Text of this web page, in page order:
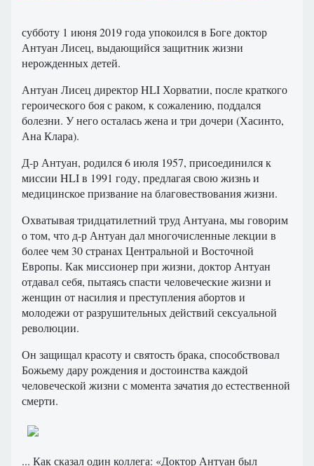
субботу 1 июня 2019 года упокоился в Боге доктор
Антуан Лисец, выдающийся защитник жизни
нерожденных детей.
Антуан Лисец директор HLI Хорватии, после краткого
героического боя с раком, к сожалению, поддался
болезни. У него осталась жена и три дочери (Хасинто,
Ана Клара).
Д-р Антуан, родился 6 июля 1957, присоединился к
миссии HLI в 1991 году, предлагая свою жизнь и
медицинское призвание на благовествования жизни.
Охватывая тридцатилетний труд Антуана, мы говорим
о том, что д-р Антуан дал многочисленные лекции в
более чем 30 странах Центральной и Восточной
Европы. Как миссионер при жизни, доктор Антуан
отдавал себя, пытаясь спасти человеческие жизни и
женщин от насилия и преступления абортов и
молодежи от разрушительных действий сексуальной
революции.
Он защищал красоту и святость брака, способствовал
Божьему дару рождения и достоинства каждой
человеческой жизни с момента зачатия до естественной
смерти.
... Как сказал один коллега: «Доктор Антуан был